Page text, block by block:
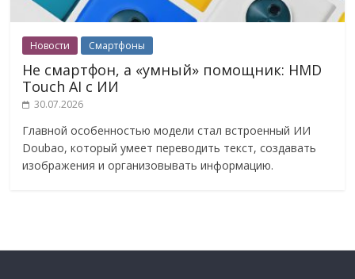
Новости Смартфоны
Не смартфон, а «умный» помощник: HMD
Touch AI с ИИ
30.07.2026
Главной особенностью модели стал встроенный ИИ
Doubao, который умеет переводить текст, создавать
изображения и организовывать информацию.